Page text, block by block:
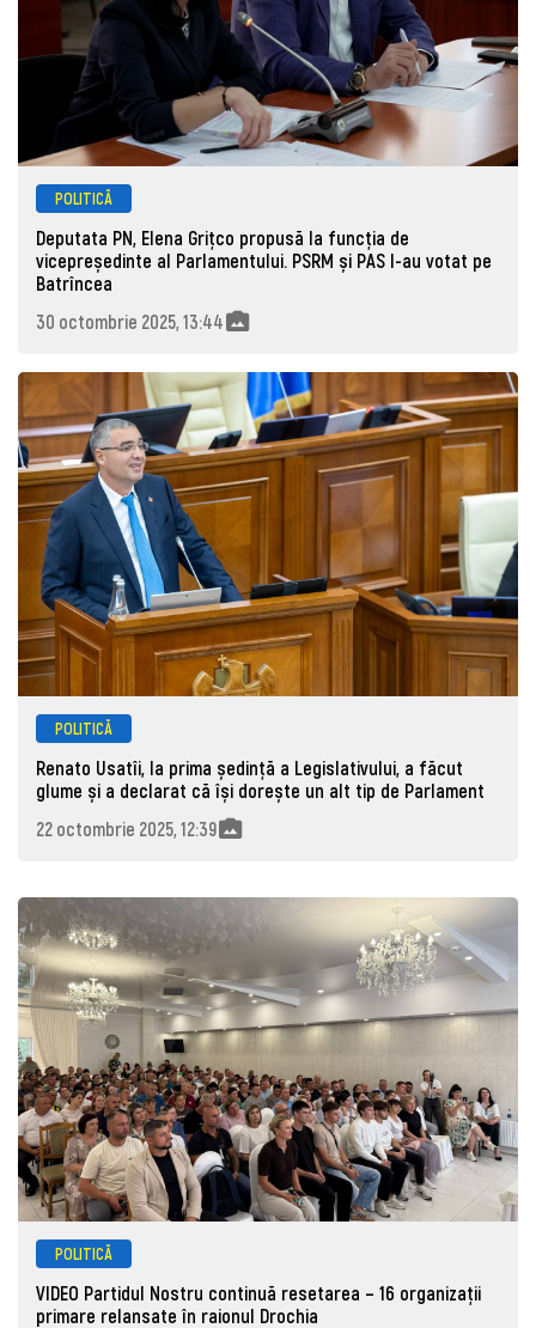
POLITICĂ
Deputata PN, Elena Grițco propusă la funcția de
vicepreședinte al Parlamentului. PSRM și PAS l-au votat pe
Batrîncea
30 octombrie 2025, 13:44
POLITICĂ
Renato Usatîi, la prima ședință a Legislativului, a făcut
glume și a declarat că își dorește un alt tip de Parlament
22 octombrie 2025, 12:39
POLITICĂ
VIDEO Partidul Nostru continuă resetarea – 16 organizații
primare relansate în raionul Drochia